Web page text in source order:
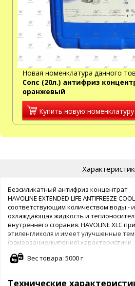
Новая номенклатура данного
Conc (20л.) антифриз
оранжевый
Купить новую номенклатуру
Безсиликатный антифриз концентрат
HAVOLINE EXTENDED LIFE ANTIFREEZE
соответствующим количеством воды -
охлаждающая жидкость и
внутреннего сгорания. HAVOLINE XLC
этиленгликоля и имеет улучшенные
(замерзание/кипение) характеристики.
обладает повышенными
Расширенный период эксплуатации
Вес товара: 5000 г
Технические